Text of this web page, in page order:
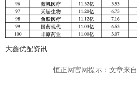
大鑫优配资讯
恒正网官网提示：文章来